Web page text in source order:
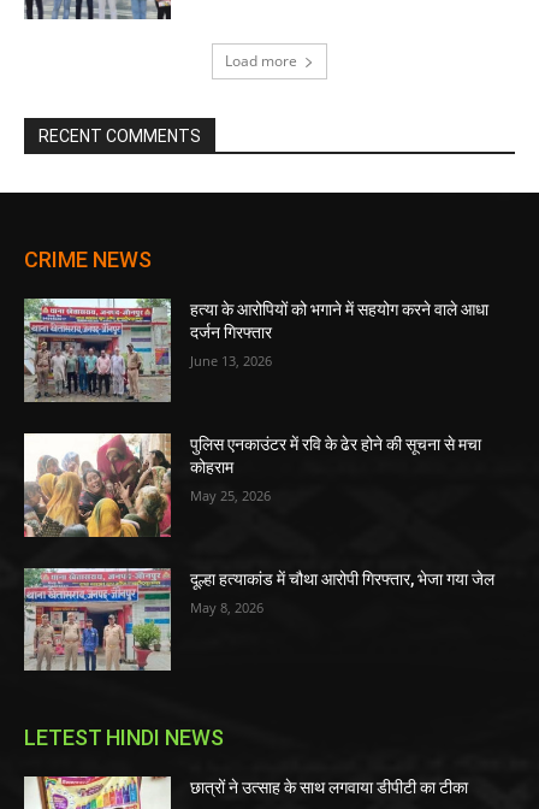
Load more
RECENT COMMENTS
CRIME NEWS
हत्या के आरोपियों को भगाने में सहयोग करने वाले आधा
दर्जन गिरफ्तार
June 13, 2026
पुलिस एनकाउंटर में रवि के ढेर होने की सूचना से मचा
कोहराम
May 25, 2026
दूल्हा हत्याकांड में चौथा आरोपी गिरफ्तार, भेजा गया जेल
May 8, 2026
LETEST HINDI NEWS
छात्रों ने उत्साह के साथ लगवाया डीपीटी का टीका